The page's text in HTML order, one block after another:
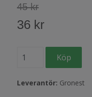
45 kr
36 kr
Leverantör: Gronest